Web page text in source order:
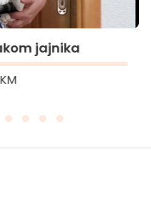
jajnika